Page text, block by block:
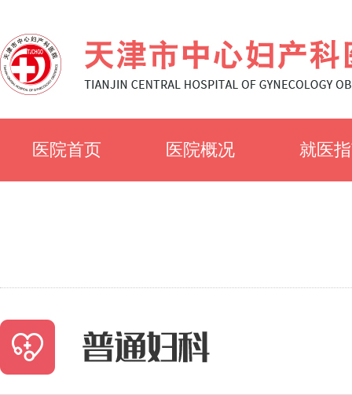
医院首页 医院概况 就医